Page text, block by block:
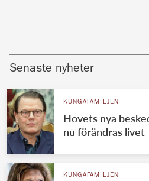
Senaste nyheter
KUNGAFAMILJEN
Hovets nya
nu förändras livet
KUNGAFAMILJEN